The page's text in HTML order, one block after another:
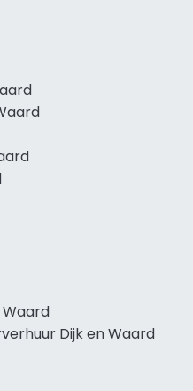
Dijk en Waard